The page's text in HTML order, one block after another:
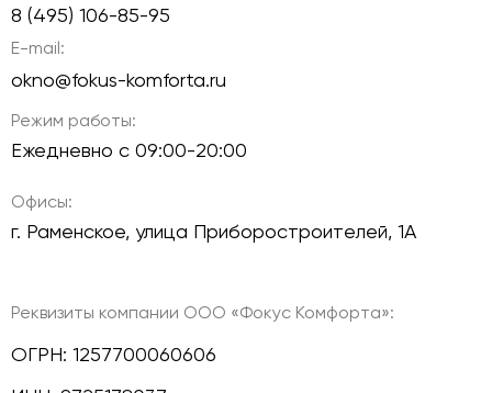
8 (495) 106-85-95
E-mail:
okno@fokus-komforta.ru
Режим работы:
Ежедневно с 09:00-20:00
Офисы:
г. Раменское, улица Приборостроителей, 1А
Реквизиты компании ООО «Фокус Комфорта»:
ОГРН: 1257700060606